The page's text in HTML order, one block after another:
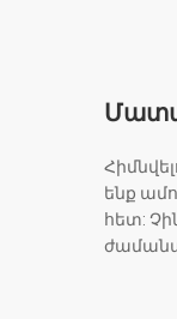
ենք
հետ: